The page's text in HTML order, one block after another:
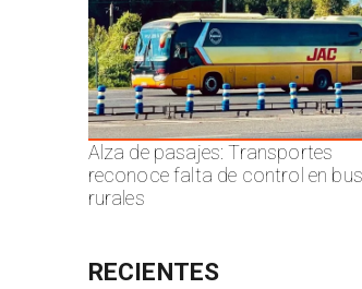
Alza de pasajes: Transportes
reconoce falta de control en
rurales
RECIENTES